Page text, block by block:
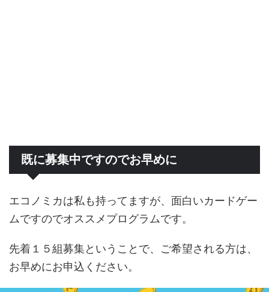
既に募集中ですのでお早めに
エコノミカは私も持ってますが、面白いカードゲー
ムですのでオススメプログラムです。
先着１５組募集ということで、ご希望される方は、
お早めにお申込ください。